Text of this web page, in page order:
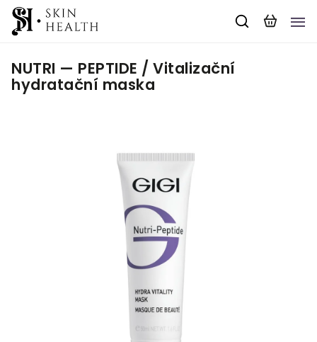
NUTRI — PEPTIDE / Vitalizační
hydratační maska